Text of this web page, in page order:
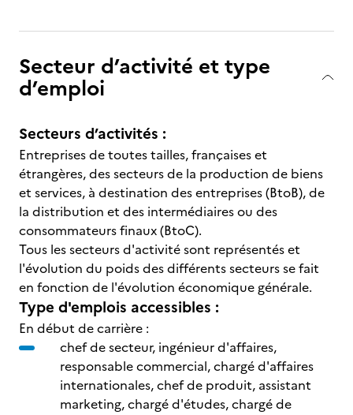
Secteur d’activité et type
d’emploi
Secteurs d’activités :
Entreprises de toutes tailles, françaises et
étrangères, des secteurs de la production de biens
et services, à destination des entreprises (BtoB), de
la distribution et des intermédiaires ou des
consommateurs finaux (BtoC).
Tous les secteurs d'activité sont représentés et
l'évolution du poids des différents secteurs se fait
en fonction de l'évolution économique générale.
Type d'emplois accessibles :
En début de carrière :
chef de secteur, ingénieur d'affaires,
responsable commercial, chargé d'affaires
internationales, chef de produit, assistant
marketing, chargé d'études, chargé de